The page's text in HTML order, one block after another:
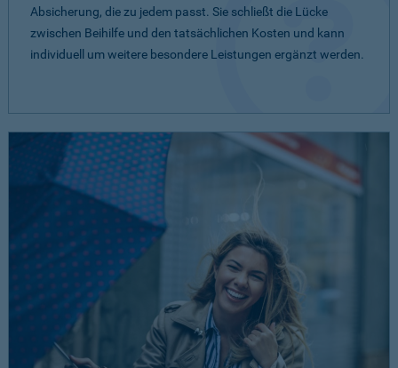
Absicherung, die zu jedem passt. Sie schließt die Lücke
zwischen Beihilfe und den tatsächlichen Kosten und kann
individuell um weitere besondere Leistungen ergänzt werden.